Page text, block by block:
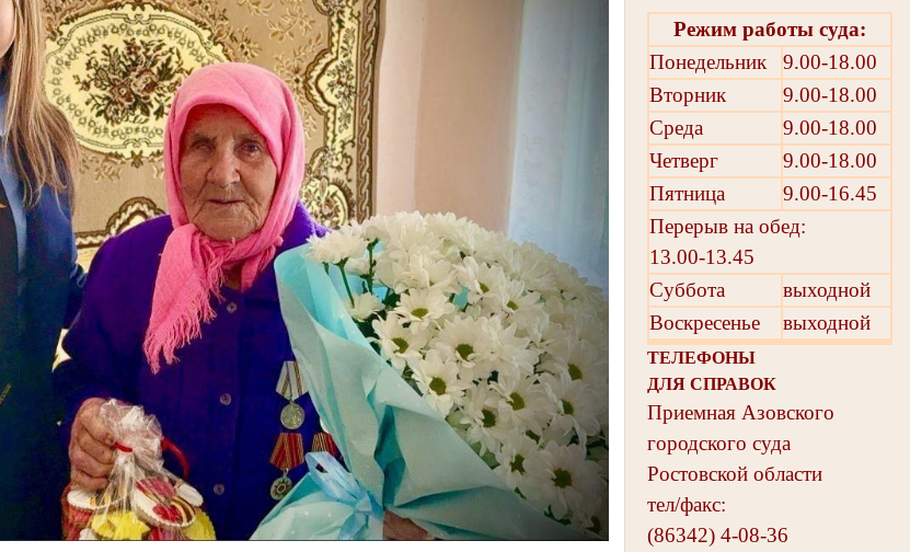
Режим работы суда:
Понедельник
9.00-18.00
Вторник
9.00-18.00
Среда
9.00-18.00
Четверг
9.00-18.00
Пятница
9.00-16.45
Перерыв на обед:
13.00-13.45
Суббота
выходной
Воскресенье
выходной
ТЕЛЕФОНЫ
ДЛЯ СПРАВОК
Приемная Азовского
городского суда
Ростовской области
тел/факс:
(86342) 4-08-36